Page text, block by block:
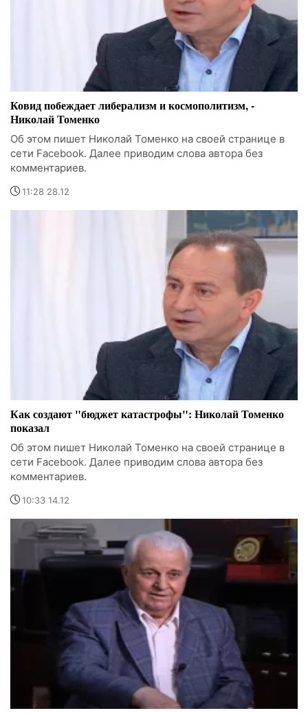
Ковид побеждает либерализм и космополитизм, -
Николай Томенко
Об этом пишет Николай Томенко на своей странице в
сети Facebook. Далее приводим слова автора без
комментариев.
11:28 28.12
Как создают "бюджет катастрофы": Николай Томенко
показал
Об этом пишет Николай Томенко на своей странице в
сети Facebook. Далее приводим слова автора без
комментариев.
10:33 14.12